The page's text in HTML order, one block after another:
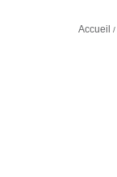
Accueil